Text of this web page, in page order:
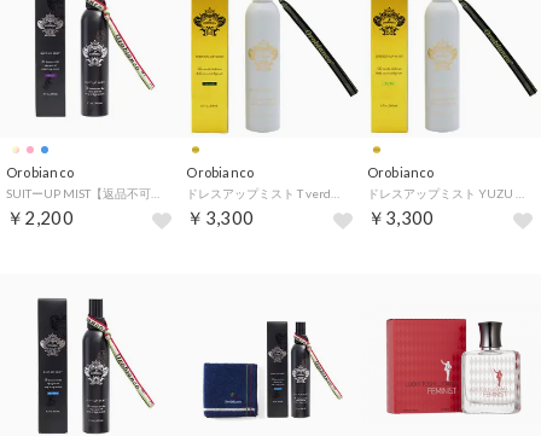
Orobianco
￥2,200
Orobianco
￥3,300
Orobianco
￥3,300